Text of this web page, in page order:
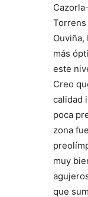
más
este
Creo
calidad
poca
zona
muy
que